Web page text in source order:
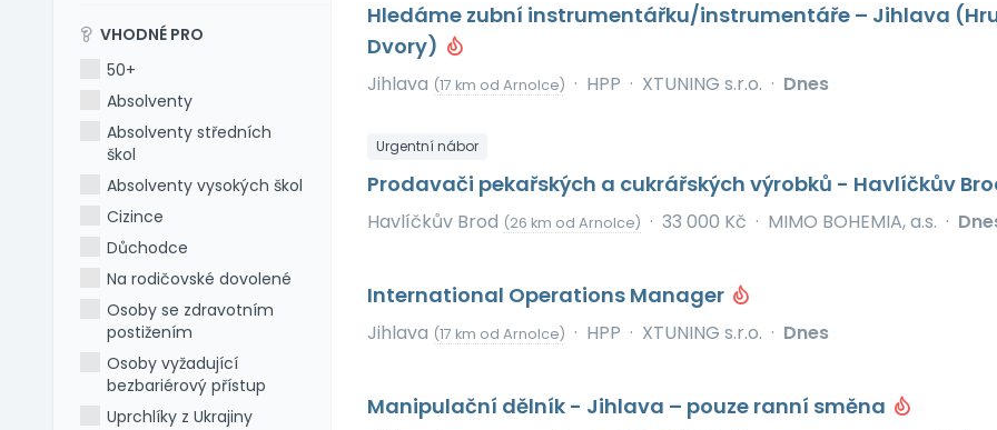
VHODNÉ PRO
50+
Absolventy
Absolventy středních
škol
Absolventy vysokých škol
Cizince
Důchodce
Na rodičovské dovolené
Osoby se zdravotním
postižením
Osoby vyžadující
bezbariérový přístup
Uprchlíky z Ukrajiny
Hledáme zubní instrumentářku/instrumentáře – Jihlava
Dvory)
Jihlava (17 km od Arnolce) · HPP · XTUNING s.r.o. · Dnes
Urgentní nábor
Prodavači pekařských a cukrářských výrobků - Havlíčkův
Havlíčkův Brod (26 km od Arnolce) · 33 000 Kč · MIMO BOHEMIA, a.s. ·
International Operations Manager
Jihlava (17 km od Arnolce) · HPP · XTUNING s.r.o. · Dnes
Manipulační dělník - Jihlava – pouze ranní směna